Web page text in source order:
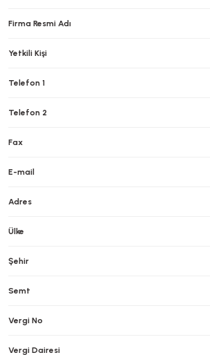
Firma Resmi Adı
Yetkili Kişi
Telefon 1
Telefon 2
Fax
E-mail
Adres
Ülke
Şehir
Semt
Vergi No
Vergi Dairesi